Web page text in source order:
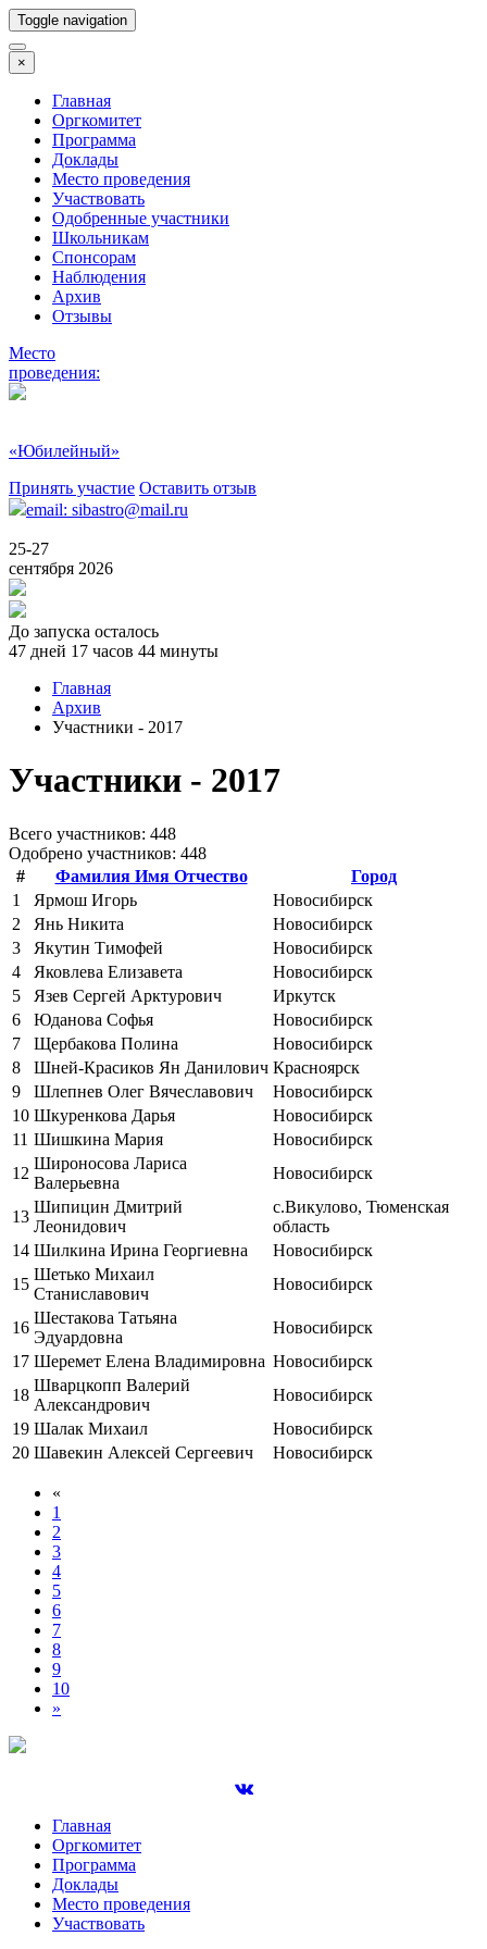
Toggle navigation
×
Главная
Оргкомитет
Программа
Доклады
Место проведения
Участвовать
Одобренные участники
Школьникам
Спонсорам
Наблюдения
Архив
Отзывы
Место
проведения:
«Юбилейный»
Принять участие Оставить отзыв
email: sibastro@mail.ru
25-27
сентября 2026
До запуска осталось
47 дней 17 часов 44 минуты
Главная
Архив
Участники - 2017
Участники - 2017
Всего учаcтников: 448
Одобрено участников: 448
#
Фамилия Имя Отчество
Город
1
Ярмош Игорь
Новосибирск
2
Янь Никита
Новосибирск
3
Якутин Тимофей
Новосибирск
4
Яковлева Елизавета
Новосибирск
5
Язев Сергей Арктурович
Иркутск
6
Юданова Софья
Новосибирск
7
Щербакова Полина
Новосибирск
8
Шней-Красиков Ян Данилович Красноярск
9
Шлепнев Олег Вячеславович
Новосибирск
10 Шкуренкова Дарья
Новосибирск
11 Шишкина Мария
Новосибирск
12
Широносова Лариса
Валерьевна
Новосибирск
13
Шипицин Дмитрий
Леонидович
с.Викулово, Тюменская
область
14 Шилкина Ирина Георгиевна
Новосибирск
15
Шетько Михаил
Станиславович
Новосибирск
16
Шестакова Татьяна
Эдуардовна
Новосибирск
17 Шеремет Елена Владимировна Новосибирск
18
Шварцкопп Валерий
Александрович
Новосибирск
19 Шалак Михаил
Новосибирск
20 Шавекин Алексей Сергеевич Новосибирск
«
1
2
3
4
5
6
7
8
9
10
»
Главная
Оргкомитет
Программа
Доклады
Место проведения
Участвовать